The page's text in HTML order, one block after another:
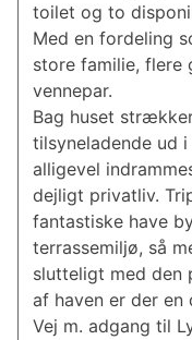
toilet og to
Med en fordeling
store familie, flere
vennepar.
Bag huset
tilsyneladende ud
alligevel
dejligt privatliv.
fantastiske have
terrassemiljø, så
slutteligt med den
af haven er der
Vej m. adgang til